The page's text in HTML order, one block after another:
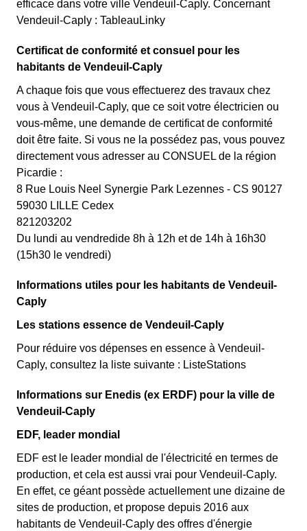
efficace dans votre ville Vendeuil-Caply. Concernant
Vendeuil-Caply : TableauLinky
Certificat de conformité et consuel pour les
habitants de Vendeuil-Caply
A chaque fois que vous effectuerez des travaux chez
vous à Vendeuil-Caply, que ce soit votre électricien ou
vous-même, une demande de certificat de conformité
doit être faite. Si vous ne la possédez pas, vous pouvez
directement vous adresser au CONSUEL de la région
Picardie :
8 Rue Louis Neel Synergie Park Lezennes - CS 90127
59030 LILLE Cedex
821203202
Du lundi au vendredide 8h à 12h et de 14h à 16h30
(15h30 le vendredi)
Informations utiles pour les habitants de Vendeuil-
Caply
Les stations essence de Vendeuil-Caply
Pour réduire vos dépenses en essence à Vendeuil-
Caply, consultez la liste suivante : ListeStations
Informations sur Enedis (ex ERDF) pour la ville de
Vendeuil-Caply
EDF, leader mondial
EDF est le leader mondial de l'électricité en termes de
production, et cela est aussi vrai pour Vendeuil-Caply.
En effet, ce géant possède actuellement une dizaine de
sites de production, et propose depuis 2016 aux
habitants de Vendeuil-Caply des offres d'énergie